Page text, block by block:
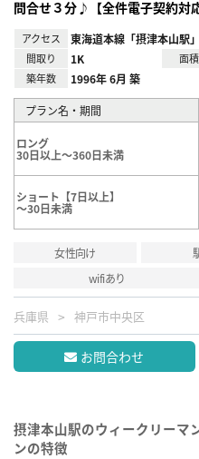
問合せ３分♪【全件電子契約対
アクセス 東海道本線「摂津本山駅」
間取り 1K 面積
築年数 1996年 6月 築
プラン名・期間
ロング
30日以上～360日未満
ショート【7日以上】
～30日未満
女性向け
wifiあり
兵庫県 神戸市中央区
お問合わせ
摂津本山駅のウィークリーマ
ンの特徴